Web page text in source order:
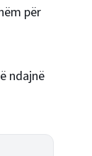
për
ndajnë